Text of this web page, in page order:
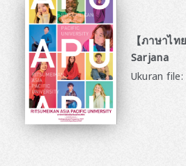
【ภาษาไ
Sarjana
Ukuran